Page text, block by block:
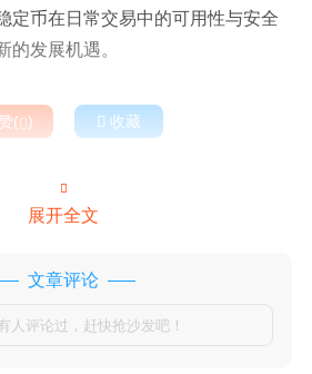
定币在日常交易中的可用性与安全
发展机遇。
赞()  收藏

展开全文
文章评论
人评论过，赶快抢沙发吧！